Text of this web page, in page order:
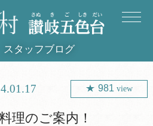
スタッフブログ
981 view
理のご案内！